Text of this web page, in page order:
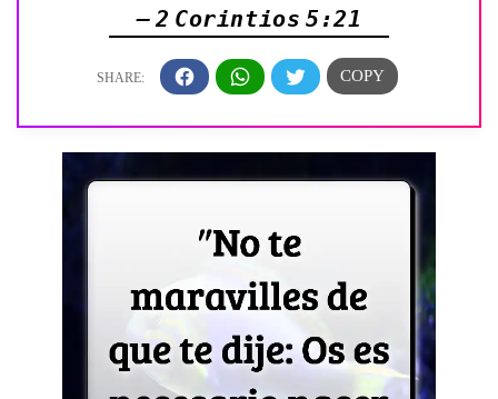
— 2 Corintios 5:21